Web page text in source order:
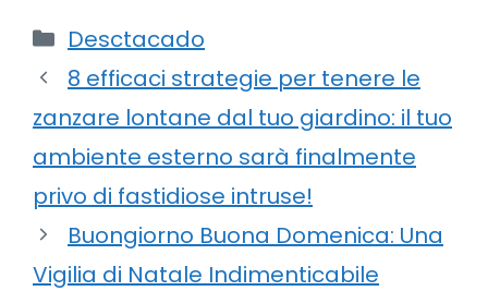
Categorie
Desctacado
8 efficaci strategie per tenere le
zanzare lontane dal tuo giardino: il tuo
ambiente esterno sarà finalmente
privo di fastidiose intruse!
Buongiorno Buona Domenica: Una
Vigilia di Natale Indimenticabile